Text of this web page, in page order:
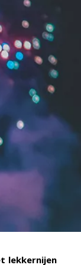
lekkernijen